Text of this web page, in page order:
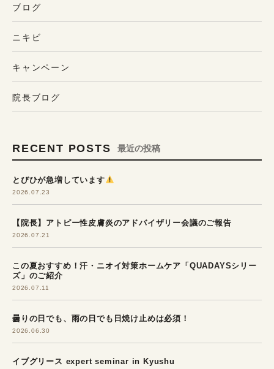
ブログ
キャンペーン
ニキビ
院長ブログ
RECENT POSTS 最近の投稿
とびひが急増しています
2026.07.23
【院長】アトピー性皮膚炎のアドバイザリー会議のご報告
2026.07.21
この夏おすすめ！汗・ニオイ対策ホームケア「QUADAYSシリー
ズ」のご紹介
2026.07.11
曇りの日でも、雨の日でも日焼け止めは必須！
2026.06.30
イブグリース expert seminar in Kyushu